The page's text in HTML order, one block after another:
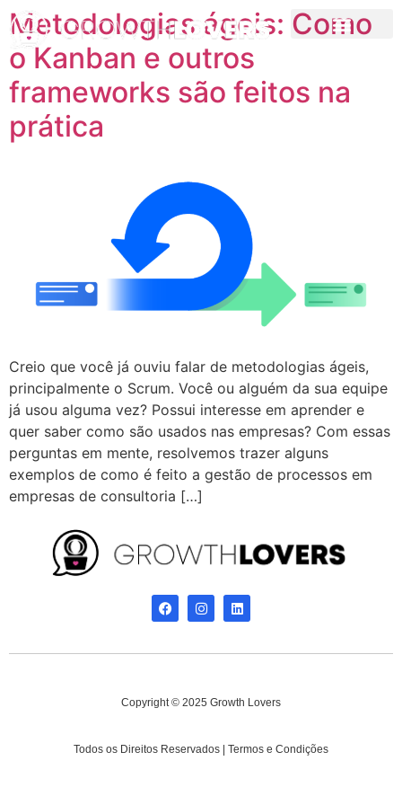
Metodologias ágeis: Como
o Kanban e outros
frameworks são feitos na
prática
Creio que você já ouviu falar de metodologias ágeis,
principalmente o Scrum. Você ou alguém da sua equipe
já usou alguma vez? Possui interesse em aprender e
quer saber como são usados nas empresas? Com essas
perguntas em mente, resolvemos trazer alguns
exemplos de como é feito a gestão de processos em
empresas de consultoria […]
Copyright © 2025 Growth Lovers
Todos os Direitos Reservados | Termos e Condições